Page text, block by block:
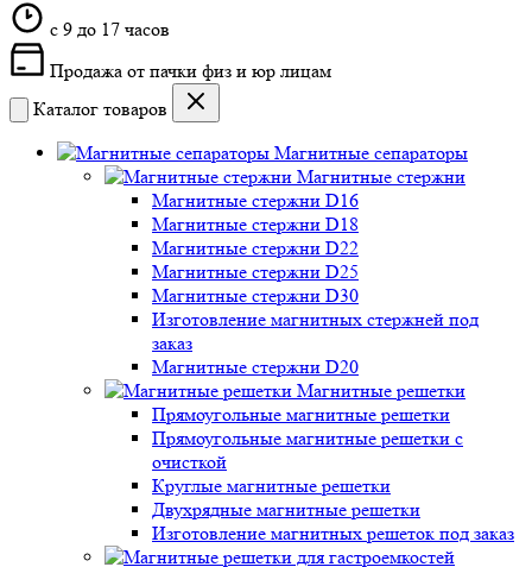
c 9 до 17 часов
Продажа от пачки физ и юр лицам
Каталог товаров
Магнитные сепараторы
Магнитные стержни
Магнитные стержни D16
Магнитные стержни D18
Магнитные стержни D22
Магнитные стержни D25
Магнитные стержни D30
Изготовление магнитных стержней под
заказ
Магнитные стержни D20
Магнитные решетки
Прямоугольные магнитные решетки
Прямоугольные магнитные решетки с
очисткой
Круглые магнитные решетки
Двухрядные магнитные решетки
Изготовление магнитных решеток под заказ